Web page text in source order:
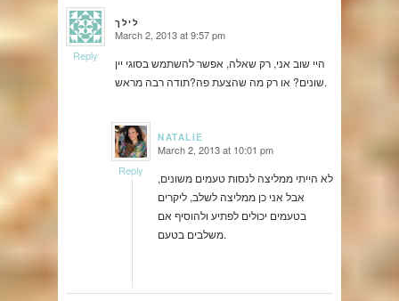
לילך
says: March 2, 2013 at 9:57 pm
היי שוב אני, רק שאלה, אפשר להשתמש בסוגי יין
שונים? או רק מה שהצעת פה?תודה רבה מראש.
Reply
NATALIE
says: March 2, 2013 at 10:01 pm
לא הייתי ממליצה לנסות טעמים משונים,
אבל אני כן ממליצה לשלב, ליקרים
בטעמים יכולים לפתיע ולהוסיף אם
משלבים בטעם.
Reply